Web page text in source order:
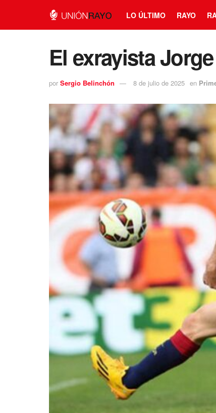
LO ÚLTIMO RAYO
El exrayista
por Sergio Belinchón 8 de julio de 2025 en